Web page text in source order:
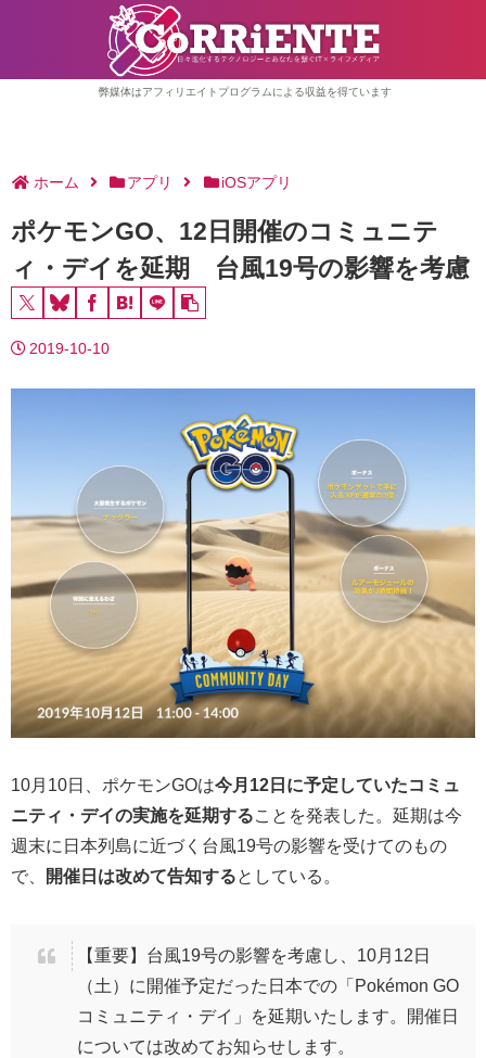
弊媒体はアフィリエイトプログラムによる収益を得ています
ホーム アプリ iOSアプリ
ポケモンGO、12日開催のコミュニテ
ィ・デイを延期 台風19号の影響を考慮
2019-10-10
10月10日、ポケモンGOは今月12日に予定していたコミュ
ニティ・デイの実施を延期することを発表した。延期は今
週末に日本列島に近づく台風19号の影響を受けてのもの
で、
開催日は改めて告知するとしている。
【重要】台風19号の影響を考慮し、10月12日
（土）に開催予定だった日本での「Pokémon GO
コミュニティ・デイ」を延期いたします。開催日
については改めてお知らせします。